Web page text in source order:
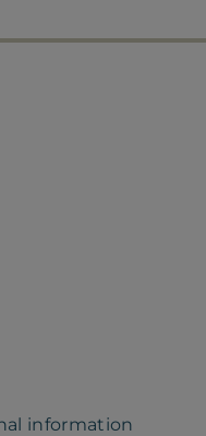
information